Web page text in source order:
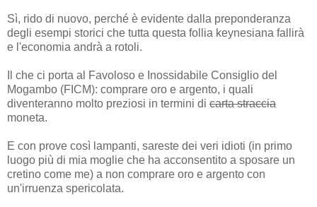
Sì, rido di nuovo, perché è evidente dalla preponderanza
degli esempi storici che tutta questa follia keynesiana fallirà
e l'economia andrà a rotoli.
Il che ci porta al Favoloso e Inossidabile Consiglio del
Mogambo (FICM): comprare oro e argento, i quali
diventeranno molto preziosi in termini di carta straccia
moneta.
E con prove così lampanti, sareste dei veri idioti (in primo
luogo più di mia moglie che ha acconsentito a sposare un
cretino come me) a non comprare oro e argento con
un'irruenza spericolata.